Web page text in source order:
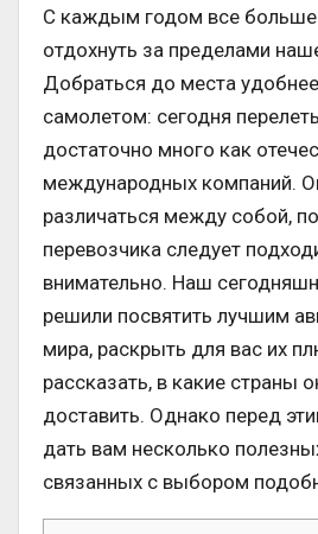
С каждым годом все больше
отдохнуть за пределами
Добраться до места
самолетом: сегодня
достаточно много как
международных компаний.
различаться между собой,
перевозчика следует
внимательно. Наш
решили посвятить лучшим
мира, раскрыть для вас их
рассказать, в какие страны
доставить. Однако перед
дать вам несколько
связанных с выбором